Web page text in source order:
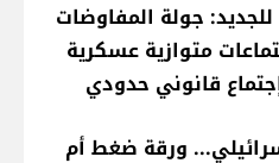
جولة المفاوضات
3 إجتماعات متوازية عسكرية
قانوني حدودي
ورقة ضغط أم